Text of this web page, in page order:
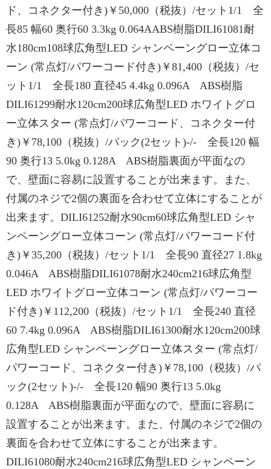
ド、コネクター付き)￥50,000（税抜）/セット1/1 全
長85 幅60 奥行60 3.3kg 0.064AABS樹脂DILI61081耐
水180cm108球広角型LED シャンペーングロー立体コ
ーン (常点灯/パワーコード付き)￥81,400（税抜）/セ
ット1/1 全長180 直径45 4.4kg 0.096A ABS樹脂
DILI61299耐水120cm200球広角型LED ホワイトグロ
ー立体スター (常点灯/パワーコード、コネクター付
き)￥78,100（税抜）/パック(2セット)-/- 全長120 幅
90 奥行13 5.0kg 0.128A ABS樹脂裏面が平面なの
で、壁面に容易に設置することが出来ます。また、
付属のネジで2個の裏面を合わせて立体にすることが
出来ます。DILI61252耐水90cm60球広角型LED シャ
ンペーングロー立体コーン (常点灯/パワーコード付
き)￥35,200（税抜）/セット1/1 全長90 直径27 1.8kg
0.046A ABS樹脂DILI61078耐水240cm216球広角型
LED ホワイトグロー立体コーン (常点灯/パワーコー
ド付き)￥112,200（税抜）/セット1/1 全長240 直径
60 7.4kg 0.096A ABS樹脂DILI61300耐水120cm200球
広角型LED シャンペーングロー立体スター (常点灯/
パワーコード、コネクター付き)￥78,100（税抜）/パ
ック(2セット)-/- 全長120 幅90 奥行13 5.0kg
0.128A ABS樹脂裏面が平面なので、壁面に容易に
設置することが出来ます。また、付属のネジで2個の
裏面を合わせて立体にすることが出来ます。
DILI61080耐水240cm216球広角型LED シャンペーン